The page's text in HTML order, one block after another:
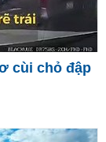
cùi chỏ đập